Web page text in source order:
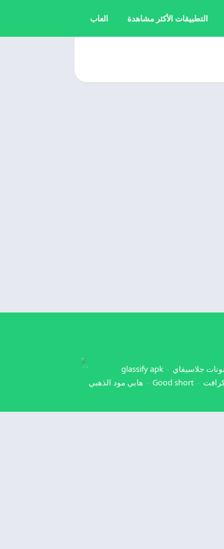
التطبيقات الأكثر مشاهدة العاب
جلاسيفاي
glassify apk
Good short
هابي مود الذهبي